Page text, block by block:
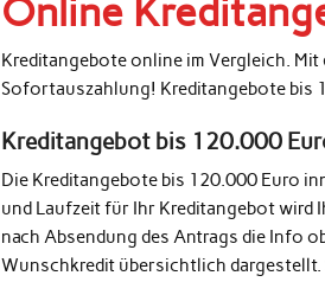
Online
Kreditangebote online im Vergleich.
Sofortauszahlung! Kreditangebote bis
Kreditangebot bis 120.000
Die Kreditangebote bis 120.000 Euro
und Laufzeit für Ihr Kreditangebot wird
nach Absendung des Antrags die Info
Wunschkredit übersichtlich